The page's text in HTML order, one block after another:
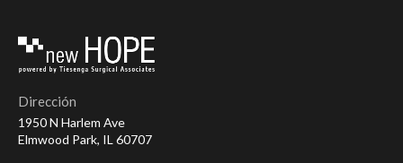
Dirección
1950 N Harlem Ave
Elmwood Park, IL 60707